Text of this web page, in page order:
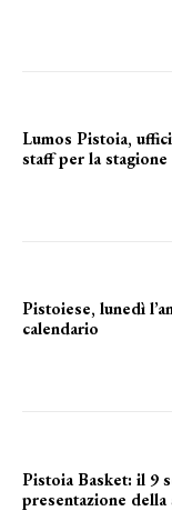
Lumos Pistoia,
staff per la stagione
Pistoiese, lunedì
calendario
Pistoia Basket: il 9
presentazione della